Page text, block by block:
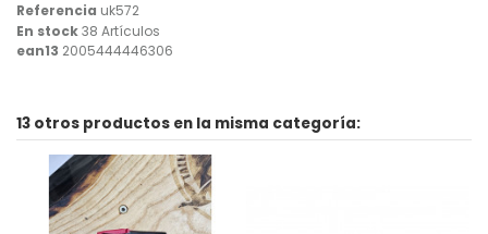
Referencia uk572
En stock38 Artículos
ean13 2005444446306
13 otros productos en la misma categoría: